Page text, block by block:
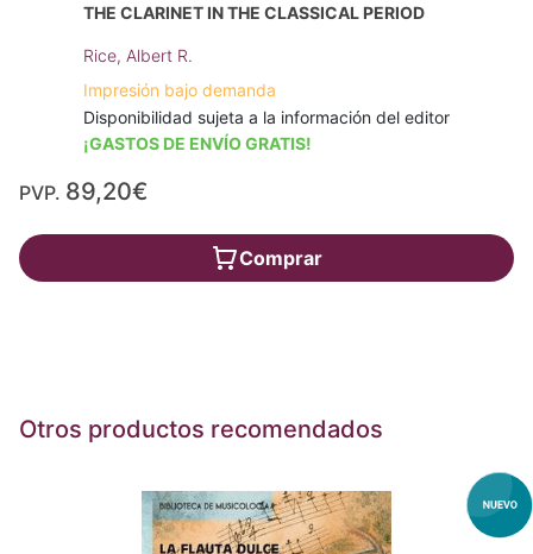
THE CLARINET IN THE CLASSICAL PERIOD
Rice, Albert R.
Impresión bajo demanda
Disponibilidad sujeta a la información del editor
¡GASTOS DE ENVÍO GRATIS!
PVP. 89,20€
Comprar
Otros productos recomendados